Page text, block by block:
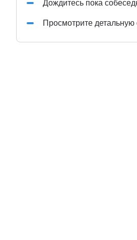
Дождитесь пока
Просмотрите детальную